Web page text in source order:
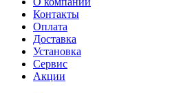
Контакты
Оплата
Доставка
Установка
Сервис
Акции